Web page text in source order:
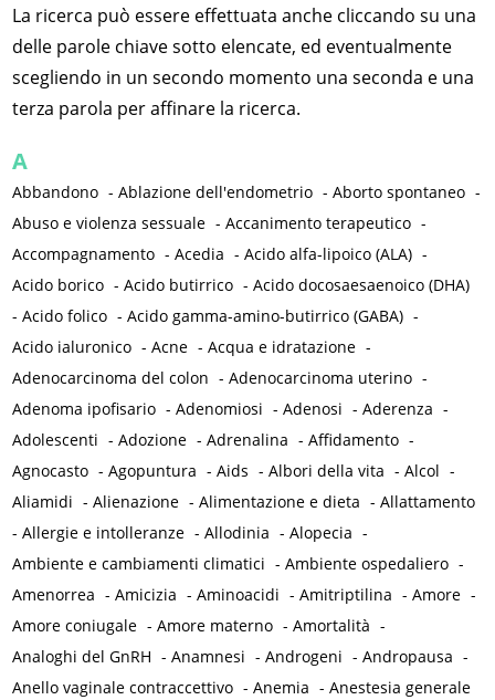
La ricerca può essere effettuata anche cliccando su una
delle parole chiave sotto elencate, ed eventualmente
scegliendo in un secondo momento una seconda e una
terza parola per affinare la ricerca.
A
Abbandono -Ablazione dell'endometrio -Aborto spontaneo -
Abuso e violenza sessuale -Accanimento terapeutico -
Accompagnamento -Acedia -Acido alfa-lipoico (ALA) -
Acido borico -Acido butirrico -Acido docosaesaenoico (DHA)
-Acido folico -Acido gamma-amino-butirrico (GABA) -
Acido ialuronico -Acne -Acqua e idratazione -
Adenocarcinoma del colon -Adenocarcinoma uterino -
Adenoma ipofisario -Adenomiosi -Adenosi -Aderenza -
Adolescenti -Adozione -Adrenalina -Affidamento -
Agnocasto -Agopuntura -Aids -Albori della vita -Alcol -
Aliamidi -Alienazione -Alimentazione e dieta -Allattamento
-Allergie e intolleranze -Allodinia -Alopecia -
Ambiente e cambiamenti climatici -Ambiente ospedaliero -
Amenorrea -Amicizia -Aminoacidi -Amitriptilina -Amore -
Amore coniugale -Amore materno -Amortalità -
Analoghi del GnRH -Anamnesi -Androgeni -Andropausa -
Anello vaginale contraccettivo -Anemia -Anestesia generale